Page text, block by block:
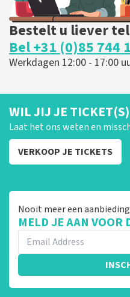
Bestelt u liever
Bel +31 (0)85 744
Werkdagen 12:00 - 17:00
WIL JIJ JE
Laat het ons weten en
VERKOOP JE TICKETS
Nooit meer een
MELD JE AAN VOOR